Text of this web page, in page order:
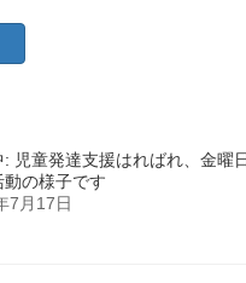
: 児童発達支援はればれ、金曜
動の様子です
7月17日